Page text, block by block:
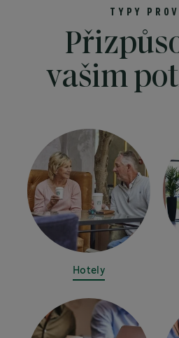
TYPY
vašim
Hotely